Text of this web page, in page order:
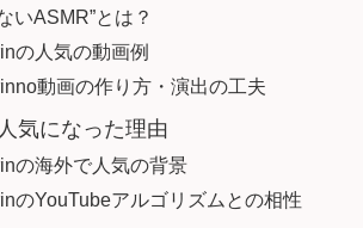
いASMR”とは？
の人気の動画例
動画の作り方・演出の工夫
気になった理由
の海外で人気の背景
のYouTubeアルゴリズムとの相性